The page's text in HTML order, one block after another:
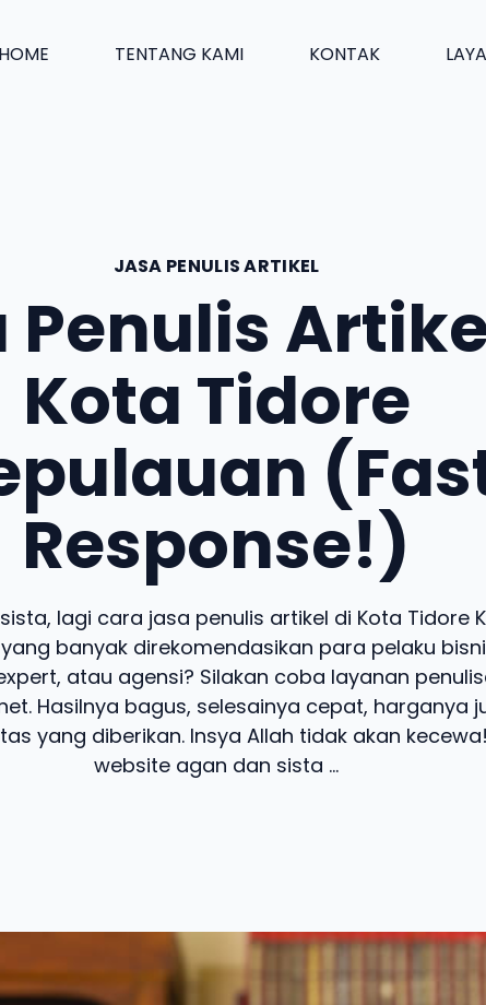
HOME TENTANG KAMI KONTAK
JASA PENULIS ARTIKEL
Penulis
Kota Tidore
Response!)
lagi cara jasa penulis artikel di Kota Tidore
banyak direkomendasikan para pelaku
atau agensi? Silakan coba layanan
Hasilnya bagus, selesainya cepat, harganya
yang diberikan. Insya Allah tidak akan
website agan dan sista ...